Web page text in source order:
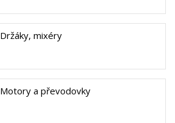
Držáky, mixéry
Motory a převodovky